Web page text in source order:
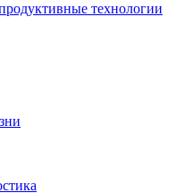
технологии